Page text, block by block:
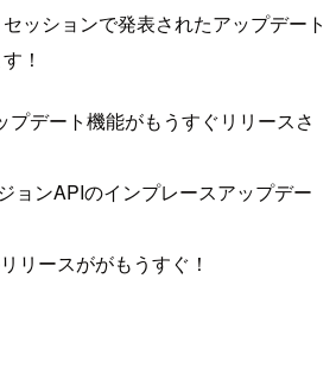
ッションで発表されたアップデート
！
プデート機能がもうすぐリリースさ
ョンAPIのインプレースアップデー
リースががもうすぐ！